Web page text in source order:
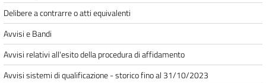
Delibere a contrarre o atti equivalenti
Avvisi e Bandi
Avvisi relativi all'esito della procedura di affidamento
Avvisi sistemi di qualificazione - storico fino al 31/10/2023